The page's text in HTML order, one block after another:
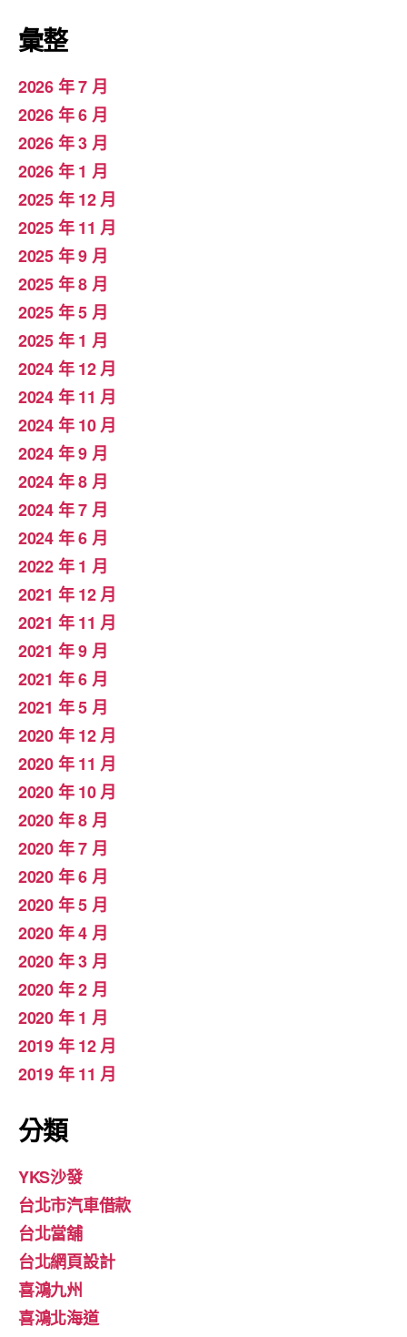
彙整
2026 年 7 月
2026 年 6 月
2026 年 3 月
2026 年 1 月
2025 年 12 月
2025 年 11 月
2025 年 9 月
2025 年 8 月
2025 年 5 月
2025 年 1 月
2024 年 12 月
2024 年 11 月
2024 年 10 月
2024 年 9 月
2024 年 8 月
2024 年 7 月
2024 年 6 月
2022 年 1 月
2021 年 12 月
2021 年 11 月
2021 年 9 月
2021 年 6 月
2021 年 5 月
2020 年 12 月
2020 年 11 月
2020 年 10 月
2020 年 8 月
2020 年 7 月
2020 年 6 月
2020 年 5 月
2020 年 4 月
2020 年 3 月
2020 年 2 月
2020 年 1 月
2019 年 12 月
2019 年 11 月
分類
YKS沙發
台北市汽車借款
台北當舖
台北網頁設計
喜鴻九州
喜鴻北海道